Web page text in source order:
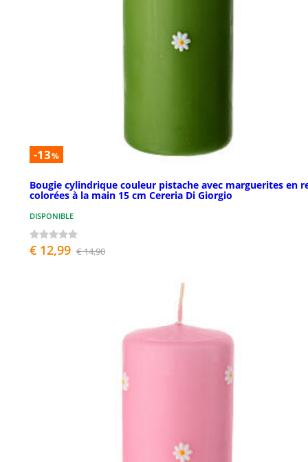
-13%
Bougie cylindrique couleur pistache avec marguerites en
colorées à la main 15 cm Cereria Di Giorgio
DISPONIBLE
€ 12,99 € 14,90